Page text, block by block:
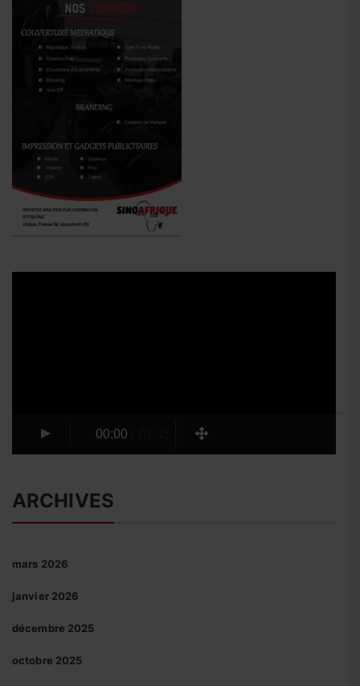
00:00
ARCHIVES
mars 2026
janvier 2026
décembre 2025
octobre 2025